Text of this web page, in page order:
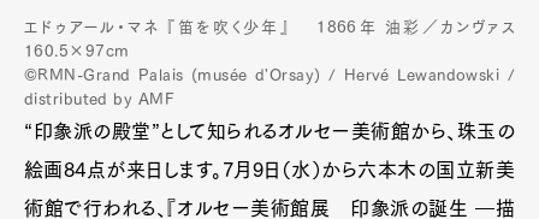
エドゥアール・マネ 『笛を吹く少年』 1866年 油彩／カンヴァス
160.5×97cm
©RMN-Grand Palais (musée d'Orsay) / Hervé Lewandowski /
distributed by AMF
“印象派の殿堂”として知られるオルセー美術館から、珠玉の
絵画84点が来日します。7月9日（水）から六本木の国立新美
術館で行われる、『オルセー美術館展 印象派の誕生 ―描